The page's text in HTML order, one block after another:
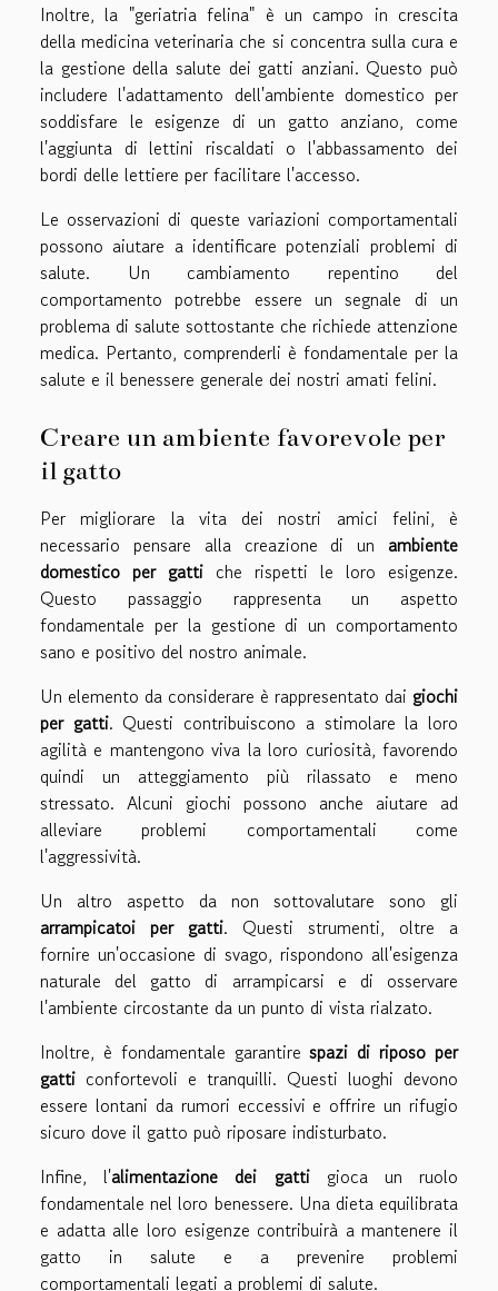
Inoltre, la "geriatria felina" è un campo in crescita
della medicina veterinaria che si concentra sulla cura e
la gestione della salute dei gatti anziani. Questo può
includere l'adattamento dell'ambiente domestico per
soddisfare le esigenze di un gatto anziano, come
l'aggiunta di lettini riscaldati o l'abbassamento dei
bordi delle lettiere per facilitare l'accesso.
Le osservazioni di queste variazioni comportamentali
possono aiutare a identificare potenziali problemi di
salute. Un cambiamento repentino del
comportamento potrebbe essere un segnale di un
problema di salute sottostante che richiede attenzione
medica. Pertanto, comprenderli è fondamentale per la
salute e il benessere generale dei nostri amati felini.
Creare un ambiente favorevole per
il gatto
Per migliorare la vita dei nostri amici felini, è
necessario pensare alla creazione di un ambiente
domestico per gatti che rispetti le loro esigenze.
Questo passaggio rappresenta un aspetto
fondamentale per la gestione di un comportamento
sano e positivo del nostro animale.
Un elemento da considerare è rappresentato dai giochi
per gatti. Questi contribuiscono a stimolare la loro
agilità e mantengono viva la loro curiosità, favorendo
quindi un atteggiamento più rilassato e meno
stressato. Alcuni giochi possono anche aiutare ad
alleviare problemi comportamentali come
l'aggressività.
Un altro aspetto da non sottovalutare sono gli
arrampicatoi per gatti. Questi strumenti, oltre a
fornire un'occasione di svago, rispondono all'esigenza
naturale del gatto di arrampicarsi e di osservare
l'ambiente circostante da un punto di vista rialzato.
Inoltre, è fondamentale garantirespazi di riposo per
gatti confortevoli e tranquilli. Questi luoghi devono
essere lontani da rumori eccessivi e offrire un rifugio
sicuro dove il gatto può riposare indisturbato.
Infine, l'alimentazione dei gattigioca un ruolo
fondamentale nel loro benessere. Una dieta equilibrata
e adatta alle loro esigenze contribuirà a mantenere il
gatto in salute e a prevenire problemi
comportamentali legati a problemi di salute.